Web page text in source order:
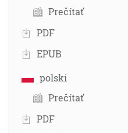
Prečítať
PDF
EPUB
polski
Prečítať
PDF